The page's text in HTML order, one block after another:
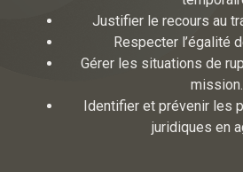
Justifier le recours au
Respecter l’égalité
Gérer les situations de
mission.
Identifier et prévenir les
juridiques en